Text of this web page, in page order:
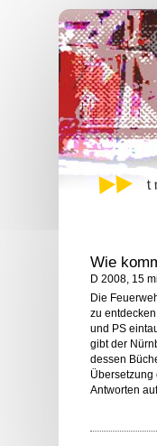
Wie
D 2008, 15
Die
zu
und PS
gibt der
dessen
Übersetzung
Antworten